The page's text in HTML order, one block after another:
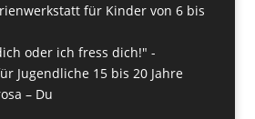
für Kinder von 6 bis
oder ich fress dich!" -
Jugendliche 15 bis 20 Jahre
– Du